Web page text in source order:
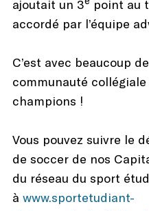
ajoutait un 3
point au
accordé par l’équipe
C’est avec beaucoup
communauté
champions !
Vous pouvez suivre le
de soccer de nos
du réseau du sport
à www.sportetudiant-